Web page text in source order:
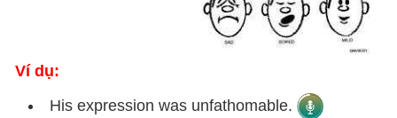
Ví dụ:
His expression was unfathomable.